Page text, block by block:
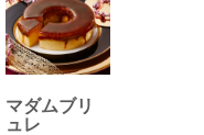
マダムブリ
ュレ